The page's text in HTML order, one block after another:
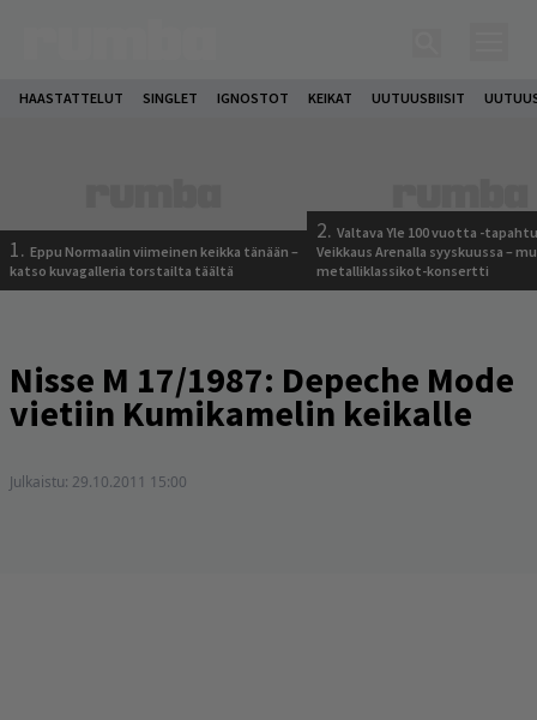
HAASTATTELUT SINGLET IGNOSTOT KEIKAT UUTUUSBIISIT
1. Eppu Normaalin viimeinen keikka tänään –
katso kuvagalleria torstailta täältä
2. Valtava Yle 100 vuotta -
Veikkaus Arenalla syyskuussa –
metalliklassikot-konsertti
Nisse M 17/1987: Depeche Mode
vietiin Kumikamelin keikalle
Julkaistu: 29.10.2011 15:00